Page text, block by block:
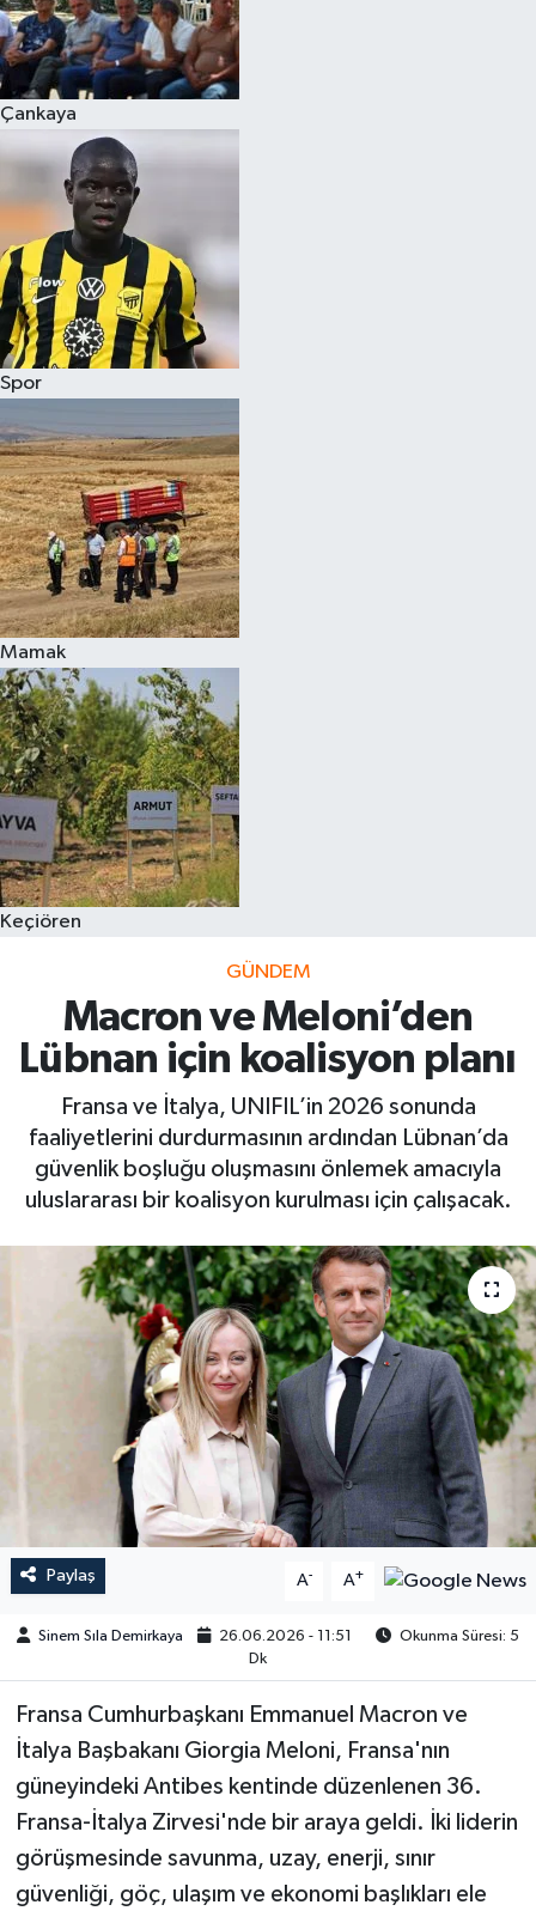
Çankaya
Spor
Mamak
Keçiören
GÜNDEM
Macron ve Meloni’den
Lübnan için koalisyon planı
Fransa ve İtalya, UNIFIL’in 2026 sonunda
faaliyetlerini durdurmasının ardından Lübnan’da
güvenlik boşluğu oluşmasını önlemek amacıyla
uluslararası bir koalisyon kurulması için çalışacak.
Paylaş A- A+
Sinem Sıla Demirkaya 26.06.2026 - 11:51
Okunma Süresi: 5
Dk
Fransa Cumhurbaşkanı Emmanuel Macron ve
İtalya Başbakanı Giorgia Meloni, Fransa'nın
güneyindeki Antibes kentinde düzenlenen 36.
Fransa-İtalya Zirvesi'nde bir araya geldi. İki liderin
görüşmesinde savunma, uzay, enerji, sınır
güvenliği, göç, ulaşım ve ekonomi başlıkları ele